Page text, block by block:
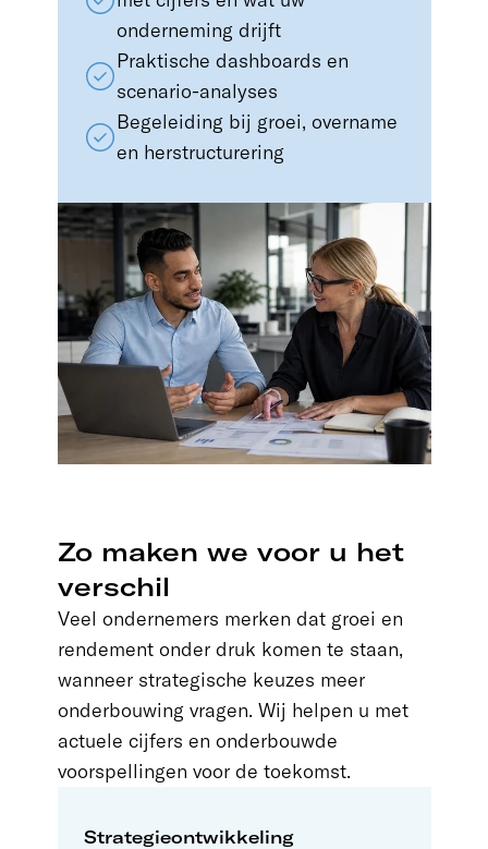
onderneming drijft
Praktische dashboards en
scenario-analyses
Begeleiding bij groei, overname
en herstructurering
Zo maken we voor u het
verschil
Veel ondernemers merken dat groei en
rendement onder druk komen te staan,
wanneer strategische keuzes meer
onderbouwing vragen. Wij helpen u met
actuele cijfers en onderbouwde
voorspellingen voor de toekomst.
Strategieontwikkeling